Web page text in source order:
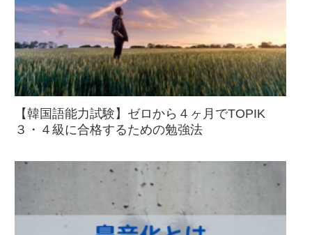
【韓国語能力試験】ゼロから４ヶ月でTOPIK
３・４級に合格するための勉強法